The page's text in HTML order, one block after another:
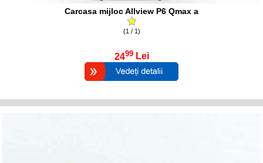
Carcasa mijloc Allview P6 Qmax a
(1 / 1)
2499 Lei